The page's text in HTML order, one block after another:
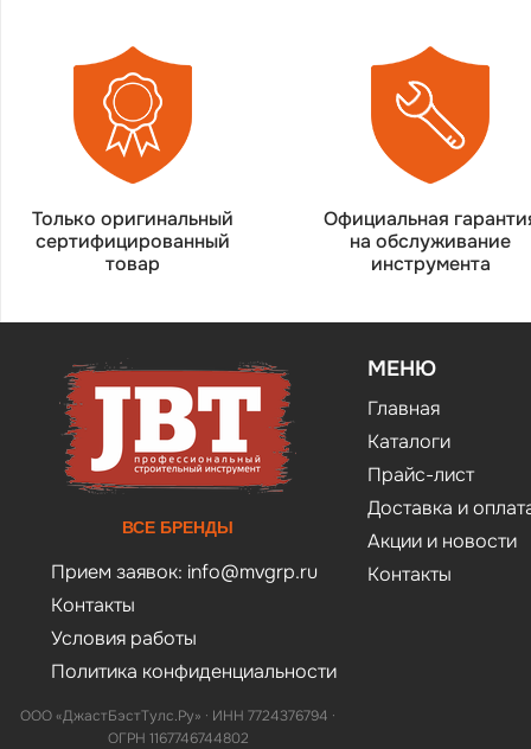
Только оригинальный
сертифицированный
товар
Официальная
на обслуживание
инструмента
ВСЕ БРЕНДЫ
Прием заявок: info@mvgrp.ru
Контакты
Условия работы
Политика конфиденциальности
ООО «ДжастБэстТулс.Ру» · ИНН 7724376794 ·
ОГРН 1167746744802
МЕНЮ
Главная
Каталоги
Прайс-лист
Доставка и
Акции и новости
Контакты